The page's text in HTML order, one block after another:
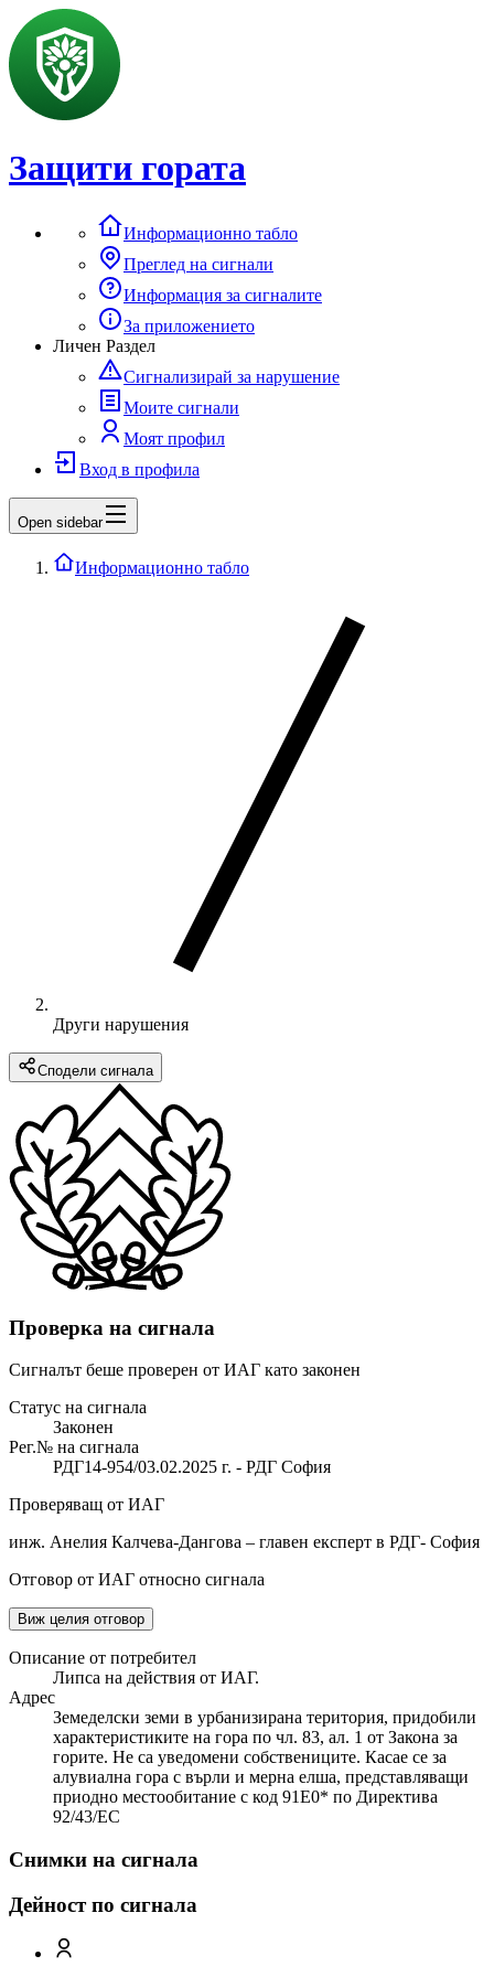
Защити гората
Информационно табло
Преглед на сигнали
Информация за сигналите
За приложението
Личен Раздел
Сигнализирай за нарушение
Моите сигнали
Моят профил
Вход в профила
Open sidebar
Информационно табло
Други нарушения
Сподели сигнала
Проверка на сигнала
Сигналът беше проверен от ИАГ като законен
Статус на сигнала
Законен
Рег.№ на сигнала
РДГ14-954/03.02.2025 г. - РДГ София
Проверяващ от ИАГ
инж. Анелия Калчева-Дангова – главен експерт в РДГ- София
Отговор от ИАГ относно сигнала
Виж целия отговор
Описание от потребител
Липса на действия от ИАГ.
Адрес
Земеделски земи в урбанизирана територия, придобили
характеристиките на гора по чл. 83, ал. 1 от Закона за
горите. Не са уведомени собствениците. Касае се за
алувиална гора с върли и мерна елша, представляващи
приодно местообитание с код 91Е0* по Директива
92/43/ЕС
Снимки на сигнала
Дейност по сигнала